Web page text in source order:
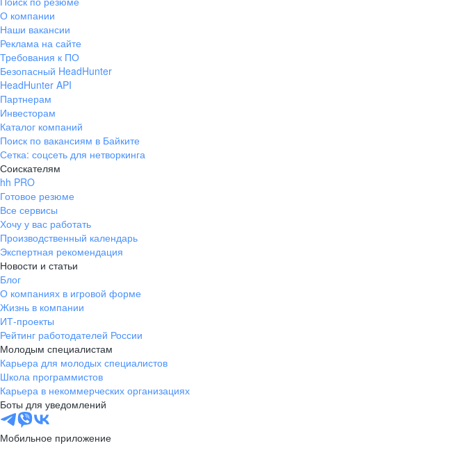
О компании
Наши вакансии
Реклама на сайте
Требования к ПО
Безопасный HeadHunter
HeadHunter API
Партнерам
Инвесторам
Каталог компаний
Поиск по вакансиям в Байките
Сетка: соцсеть для нетворкинга
Соискателям
hh PRO
Готовое резюме
Все сервисы
Хочу у вас работать
Производственный календарь
Экспертная рекомендация
Новости и статьи
Блог
О компаниях в игровой форме
Жизнь в компании
ИТ-проекты
Рейтинг работодателей России
Молодым специалистам
Карьера для молодых специалистов
Школа программистов
Карьера в некоммерческих организациях
Боты для уведомлений
Мобильное приложение